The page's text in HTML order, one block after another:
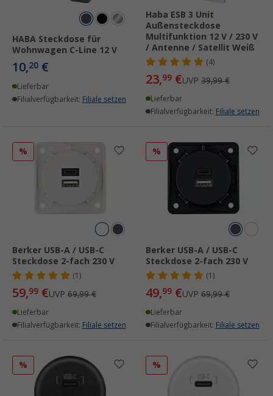
HABA Steckdose für
Wohnwagen C-Line 12 V
10,20 €
Lieferbar
Filialverfügbarkeit: Filiale setzen
Haba ESB 3 Unit
Außensteckdose
Multifunktion 12 V / 230 V
/ Antenne / Satellit Weiß
(4)
23,99 €UVP 39,99 €
Lieferbar
Filialverfügbarkeit: Filiale setzen
%
Berker USB-A / USB-C
Steckdose 2-fach 230 V
(1)
59,99 €UVP 69,99 €
Lieferbar
Filialverfügbarkeit: Filiale setzen
%
Berker USB-A / USB-C
Steckdose 2-fach 230 V
(1)
49,99 €UVP 69,99 €
Lieferbar
Filialverfügbarkeit: Filiale setzen
% %